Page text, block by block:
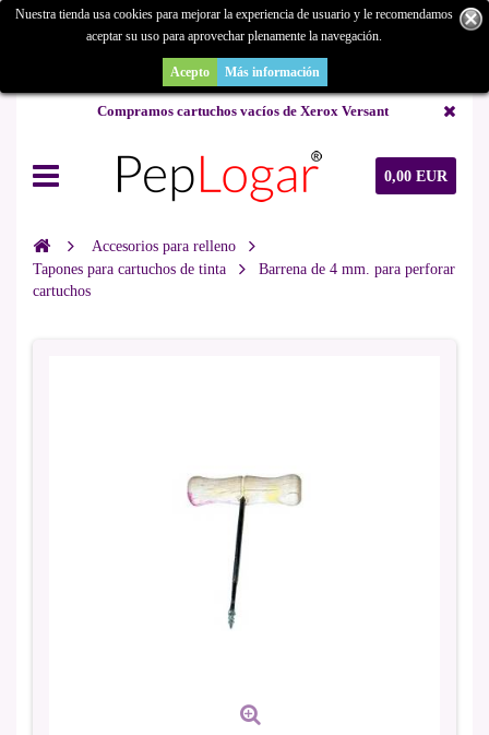
¿Buscas un repuesto de copiadora o buscas una de ocasión y no la
encuentras? Consúltanos.
Compramos cartuchos vacíos de Xerox Versant
0,00 EUR
Nuestra tienda usa cookies para mejorar la experiencia de usuario y le recomendamos
aceptar su uso para aprovechar plenamente la navegación.
Acepto Más información
Accesorios para relleno
Tapones para cartuchos de tinta
Barrena de 4 mm. para perforar
cartuchos